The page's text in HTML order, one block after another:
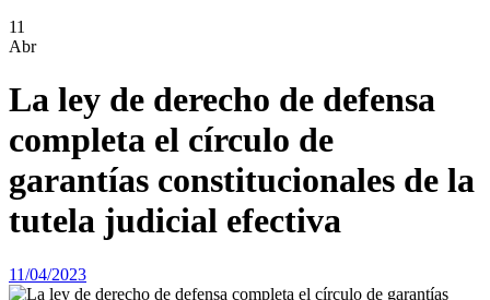
11
Abr
La ley de derecho de defensa
completa el círculo de
garantías constitucionales de la
tutela judicial efectiva
11/04/2023